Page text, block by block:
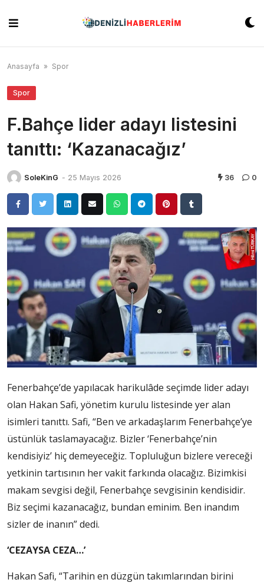
content
Anasayfa » Spor
Spor
F.Bahçe lider adayı listesini
tanıttı: ‘Kazanacağız’
SoleKinG - 25 Mayıs 2026 36 0
Fenerbahçe’de yapılacak harikulâde seçimde lider adayı
olan Hakan Safi, yönetim kurulu listesinde yer alan
isimleri tanıttı. Safi, “Ben ve arkadaşlarım Fenerbahçe’ye
üstünlük taslamayacağız. Bizler ‘Fenerbahçe’nin
kendisiyiz’ hiç demeyeceğiz. Topluluğun bizlere vereceği
yetkinin tartısının her vakit farkında olacağız. Bizimkisi
makam sevgisi değil, Fenerbahçe sevgisinin kendisidir.
Biz seçimi kazanacağız, bundan eminim. Ben inandım
sizler de inanın” dedi.
‘CEZAYSA CEZA…’
Hakan Safi, “Tarihin en düzgün takımlarından birini